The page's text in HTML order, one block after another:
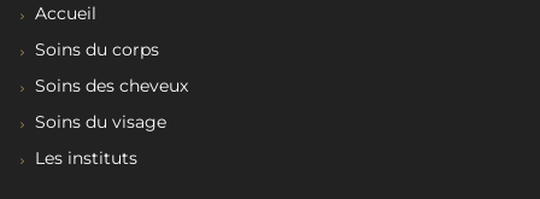
Accueil
Soins du corps
Soins des cheveux
Soins du visage
Les instituts